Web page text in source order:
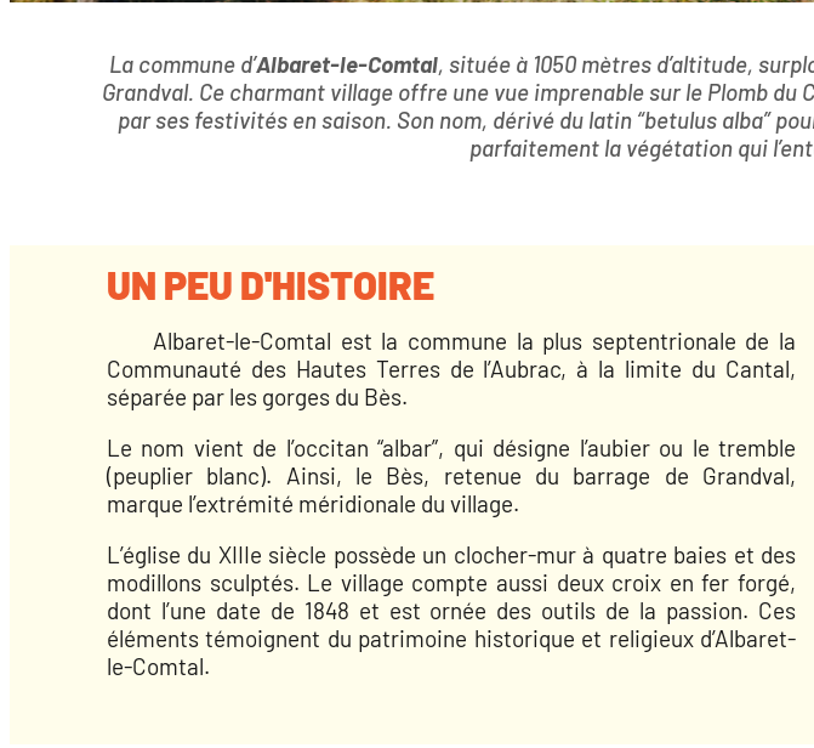
La commune d’Albaret-le-Comtal, située à 1050 mètres d’altitude,
Grandval. Ce charmant village offre une vue imprenable sur le Plomb
par ses festivités en saison. Son nom, dérivé du latin “betulus alba”
parfaitement la végétation qui
UN PEU D'HISTOIRE
Albaret-le-Comtal est la commune la plus septentrionale de la
Communauté des Hautes Terres de l’Aubrac, à la limite du Cantal,
séparée par les gorges du Bès.
Le nom vient de l’occitan “albar”, qui désigne l’aubier ou le tremble
(peuplier blanc). Ainsi, le Bès, retenue du barrage de Grandval,
marque l’extrémité méridionale du village.
L’église du XIIIe siècle possède un clocher-mur à quatre baies et des
modillons sculptés. Le village compte aussi deux croix en fer forgé,
dont l’une date de 1848 et est ornée des outils de la passion. Ces
éléments témoignent du patrimoine historique et religieux d’Albaret-
le-Comtal.